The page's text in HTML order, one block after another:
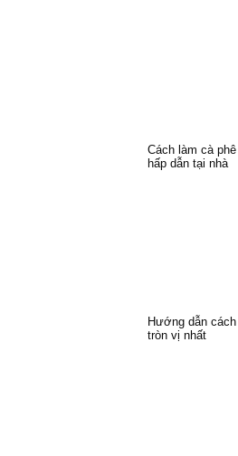
Cách làm cà
hấp dẫn tại nhà
Hướng dẫn
tròn vị nhất